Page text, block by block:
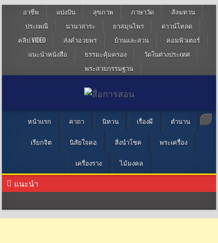
อาชีพ แบ่งปัน สุขภาพ ภาษาวัด
สังฆทาน
ประเพณี
นานาสาระ ยาสมุนไพร
ดาวน์โหลด
คลิป VIDEO
ส่งคำอวยพร บ้านและสวน
คอมพิวเตอร์
แนะนำหนังสือ
ธรรมะคุ้มครอง
วัดในต่างประเทศ
พระสายกรรมฐาน
หน้าแรก คาถา นิทาน เรื่องผี ตำนาน
เรียกจิต นิสัยใจคอ สิ่งนำโชค พระเครื่อง
เครื่องราง ไม้มงคล
แนะนำ